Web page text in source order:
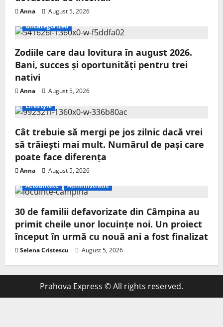
Anna
August 5, 2026
Uncategorized
Zodiile care dau lovitura în august 2026.
Bani, succes și oportunități pentru trei
nativi
Anna
August 5, 2026
Lifestyle
Cât trebuie să mergi pe jos zilnic dacă vrei
să trăiești mai mult. Numărul de pași care
poate face diferența
Anna
August 5, 2026
Actualitate
Administratie
30 de familii defavorizate din Câmpina au
primit cheile unor locuințe noi. Un proiect
început în urmă cu nouă ani a fost finalizat
Selena Cristescu August 5, 2026
Prahova Express © All rights reserved.